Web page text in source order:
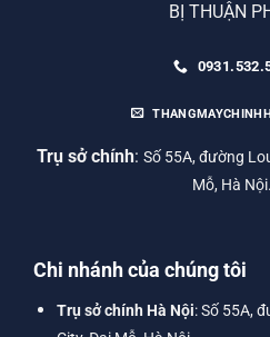
BỊ THUẬN
Trụ sở chính: Số 55A, đường
Mỗ, Hà Nội.
Chi nhánh của chúng tôi
Trụ sở chính Hà Nội: Số 55A,